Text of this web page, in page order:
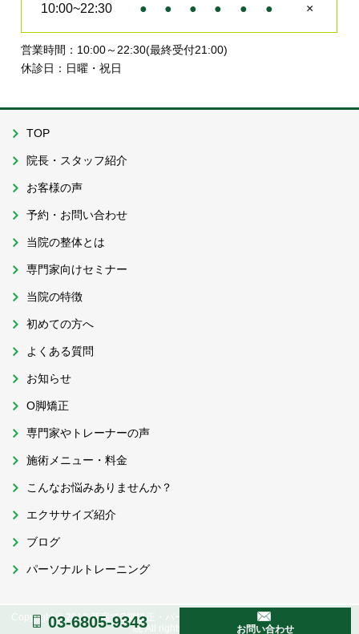
03-6805-9343 お問い合わせ
10:00~22:30 ● ● ● ● ● ● ×
営業時間：10:00～22:30(最終受付21:00)
休診日：日曜・祝日
TOP
院長・スタッフ紹介
お客様の声
予約・お問い合わせ
当院の整体とは
専門家向けセミナー
当院の特徴
初めての方へ
よくある質問
お知らせ
O脚矯正
専門家やトレーナーの声
施術メニュー・料金
こんなお悩みありませんか？
エクササイズ紹介
ブログ
パーソナルトレーニング
Copyright © 2013 新宿でO脚矯正・パーソナルトレーニングならおくがわ整体
院 All rights reserved.